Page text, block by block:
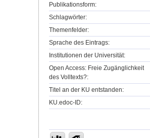
Publikationsform:
Schlagwörter:
Themenfelder:
Sprache des Eintrags:
Institutionen der Universität:
Open Access: Freie Zugänglichkeit
des Volltexts?:
Titel an der KU entstanden:
KU.edoc-ID: